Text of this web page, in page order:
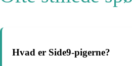
Hvad er Side9-pigerne?